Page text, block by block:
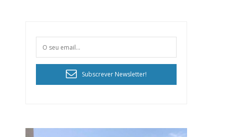
Subscrever Newsletter!